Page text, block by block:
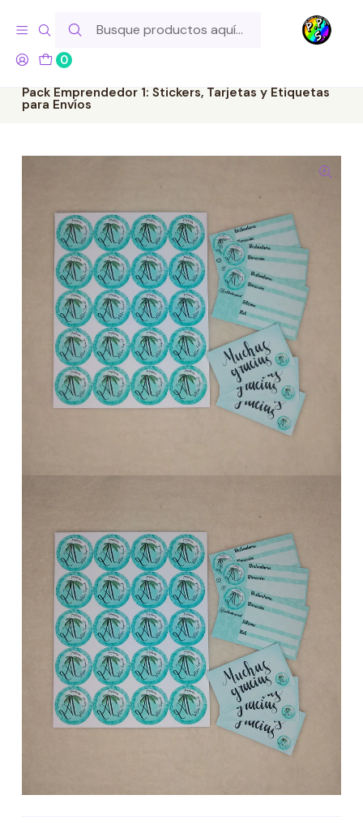
0
Hola! Si tu pedido incluye productos de fabricación propia,
ten en cuenta este tiempo para el despacho
Inicio Lo Hacemos Nosotros
Pack Emprendedor 1: Stickers, Tarjetas y Etiquetas
para Envíos